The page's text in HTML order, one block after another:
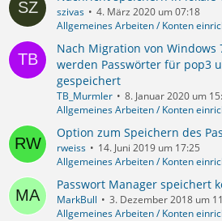
szivas
4. März 2020 um 07:18
Allgemeines Arbeiten / Konten
Nach Migration von Windows
werden Passwörter für pop3
gespeichert
TB_Murmler
8. Januar 2020 um
Allgemeines Arbeiten / Konten
Option zum Speichern des
rweiss
14. Juni 2019 um 17:25
Allgemeines Arbeiten / Konten
Passwort Manager speichert
MarkBull
3. Dezember 2018 um
Allgemeines Arbeiten / Konten